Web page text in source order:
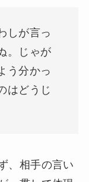
しが言っ
。じゃが
う分かっ
はどうじ
、相手の言い